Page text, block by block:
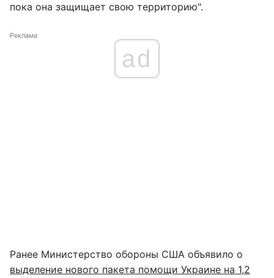
пока она защищает свою территорию".
Реклама
ad
Ранее Министерство обороны США объявило о
выделение нового пакета помощи Украине на 1,2